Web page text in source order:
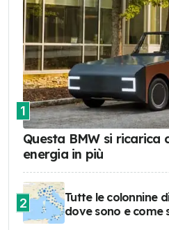
1
Questa BMW si ricarica
energia in più
2
Tutte le colonnine
dove sono e come